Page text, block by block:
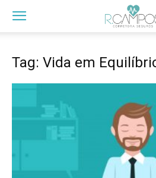
Tag: Vida em